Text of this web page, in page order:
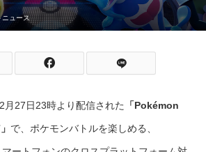
ニュース
月27日23時より配信された 「Pokémon
で、ポケモンバトルを楽しめる、